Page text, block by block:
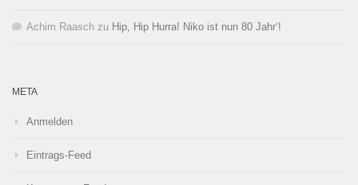
Achim Raasch zu Hip, Hip Hurra! Niko ist nun 80 Jahr‘!
META
Anmelden
Eintrags-Feed